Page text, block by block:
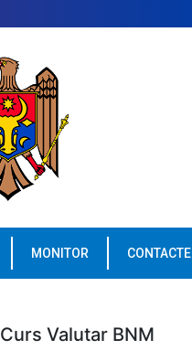
MONITOR CONTACTE
Curs Valutar BNM